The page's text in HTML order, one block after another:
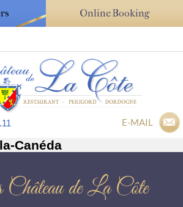
Online Booking
E-MAIL
Canéda
Château de La Côte